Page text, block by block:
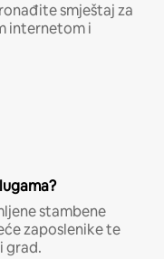
smještaj za
internetom i
stambene
zaposlenike te
grad.